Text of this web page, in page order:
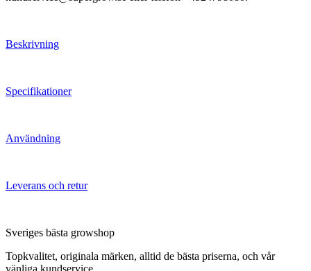
Beskrivning
Specifikationer
Användning
Leverans och retur
Sveriges bästa growshop
Topkvalitet, originala märken, alltid de bästa priserna, och vår
vänliga kundservice